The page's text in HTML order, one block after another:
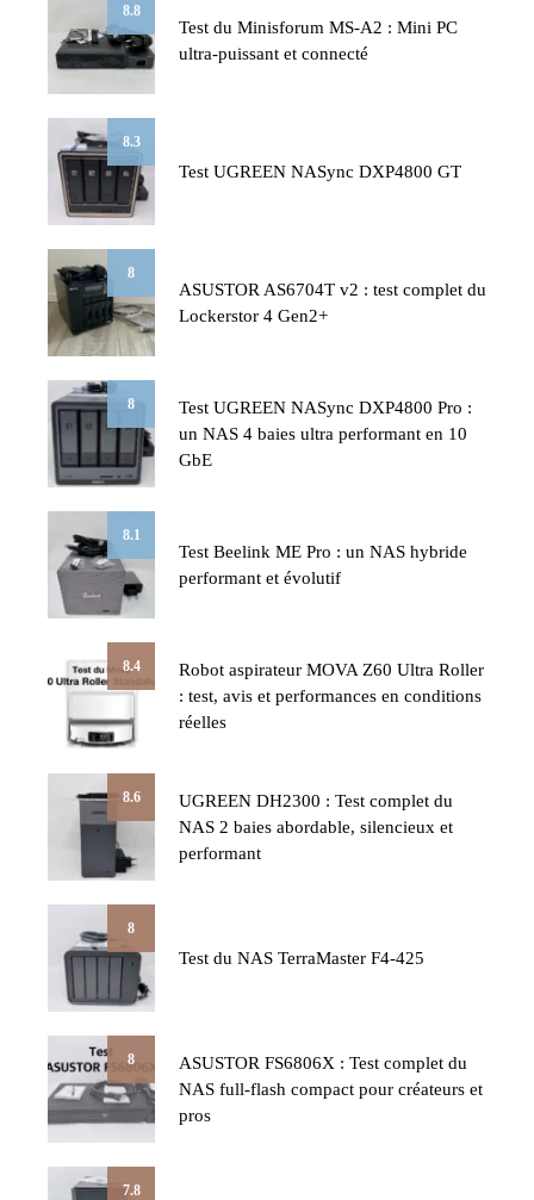
8.8
Test du Minisforum MS-A2 : Mini PC
ultra-puissant et connecté
8.3
Test UGREEN NASync DXP4800 GT
8
ASUSTOR AS6704T v2 : test complet du
Lockerstor 4 Gen2+
8
Test UGREEN NASync DXP4800 Pro :
un NAS 4 baies ultra performant en 10
GbE
8.1
Test Beelink ME Pro : un NAS hybride
performant et évolutif
8.4
Robot aspirateur MOVA Z60 Ultra Roller
: test, avis et performances en conditions
réelles
8.6
UGREEN DH2300 : Test complet du
NAS 2 baies abordable, silencieux et
performant
8
Test du NAS TerraMaster F4-425
8
ASUSTOR FS6806X : Test complet du
NAS full-flash compact pour créateurs et
pros
7.8